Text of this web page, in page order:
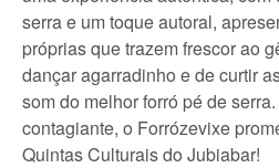
serra e um toque autoral,
próprias que trazem frescor ao
dançar agarradinho e de curtir
som do melhor forró pé de
contagiante, o Forrózevixe
Quintas Culturais do Jubiabar!